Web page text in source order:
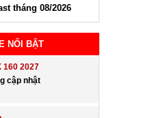
tháng 08/2026
NỔI BẬT
160 2027
cập nhật